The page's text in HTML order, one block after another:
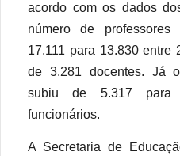
acordo com os dados
número de professores
17.111 para 13.830
de 3.281 docentes. Já
subiu de 5.317
funcionários.
A Secretaria de